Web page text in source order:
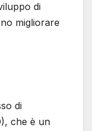
di
migliorare
di
che è un